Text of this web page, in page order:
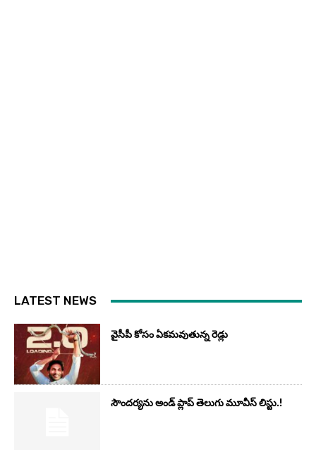
LATEST NEWS
వైసీపీ కోసం ఏక‌మ‌వుతున్న రెడ్లు
సౌందర్యను అండ్‌ ప్లాప్‌ తెలుగు మూవీస్‌ లిస్టు.!